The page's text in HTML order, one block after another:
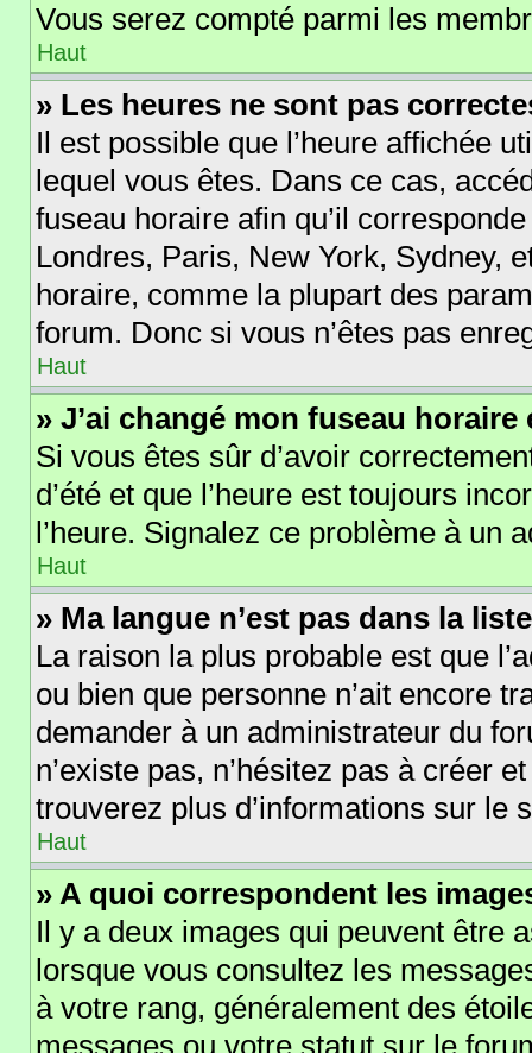
Vous serez compté parmi les
Haut
» Les heures ne sont pas
Il est possible que l’heure affichée
lequel vous êtes. Dans ce cas,
fuseau horaire afin qu’il
Londres, Paris, New York, Sydney,
horaire, comme la plupart des
forum. Donc si vous n’êtes pas
Haut
» J’ai changé mon fuseau
Si vous êtes sûr d’avoir
d’été et que l’heure est toujours
l’heure. Signalez ce problème à un
Haut
» Ma langue n’est pas dans la
La raison la plus probable est que
ou bien que personne n’ait encore
demander à un administrateur du
n’existe pas, n’hésitez pas à créer
trouverez plus d’informations sur le
Haut
» A quoi correspondent les
Il y a deux images qui peuvent être
lorsque vous consultez les
à votre rang, généralement des
messages ou votre statut sur le